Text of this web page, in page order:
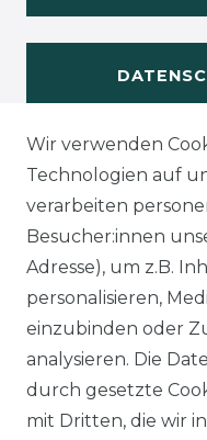
Sie sind Händler
in
Wir verwenden
Technologien auf
verarbeiten
Besucher:innen
Adresse), um z.B.
personalisieren,
einzubinden oder
analysieren. Die
durch gesetzte
mit Dritten, die wir